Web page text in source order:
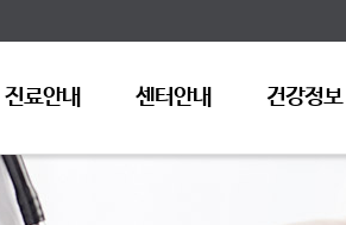
진료안내 센터안내 건강정보